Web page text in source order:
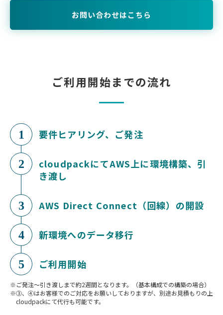
お問い合わせはこちら
ご利用開始までの流れ
1 要件ヒアリング、ご発注
2
cloudpackにてAWS上に環境構築、引
き渡し
3 AWS Direct Connect（回線）の開設
4 新環境へのデータ移行
5 ご利用開始
ご発注〜引き渡しまで約2週間となります。（基本構成での構築の場合）
③、④はお客様でのご対応をお願いしておりますが、別途お見積もりの上
cloudpackにて代行も可能です。